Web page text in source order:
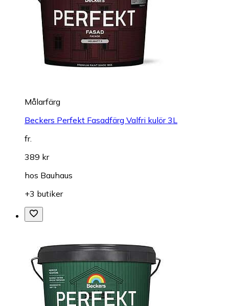
Målarfärg
Beckers Perfekt Fasadfärg Valfri kulör 3L
fr.
389 kr
hos Bauhaus
+3 butiker